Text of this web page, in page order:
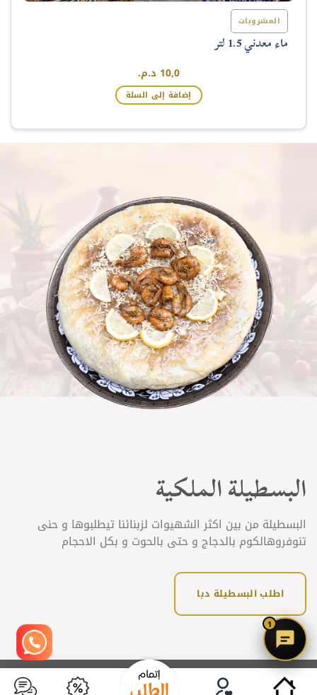
المشروبات
ماء معدني 1.5 لتر
10,0 د.م.
إضافة إلى السلة
البسطيلة الملكية
البسطيلة من بين اكثر الشهيوات لزبنائنا تيطلبوها و حنى
تنوفروهالكوم بالدجاج و حتى بالحوت و بكل الاحجام
اطلب البسطيلة دبا
1